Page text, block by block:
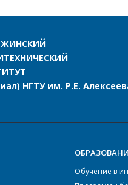
НГТУ им. Р.Е.
Обучение в